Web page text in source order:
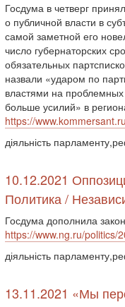
Госдума в четверг
о публичной власти в
самой заметной его
число губернаторских
обязательных
назвали «ударом по
властями на
больше усилий» в
https://
діяльність
10.12.2021
Политика /
Госдума дополнила
https://www.ng.ru/politics/
діяльність
13.11.2021 «Мы